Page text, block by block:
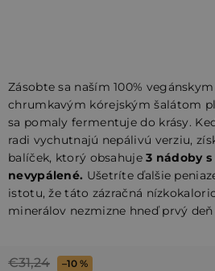
Zásobte sa naším 100%
chrumkavým kórejským šalátom
sa pomaly fermentuje do krásy.
radi vychutnajú nepálivú verziu,
balíček, ktorý obsahuje3 nádoby
nevypálené. Ušetríte ďalšie
istotu, že táto zázračná
minerálov nezmizne hneď prvý
€31,24 –10 %